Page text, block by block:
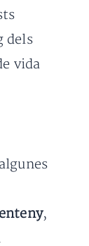
dels
vida
,